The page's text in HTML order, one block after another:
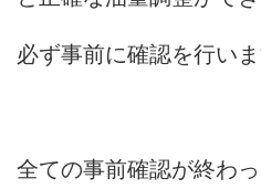
必ず事前に確認を行いま
全ての事前確認が終わ